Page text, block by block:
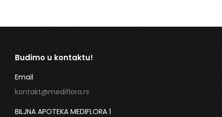
Budimo u kontaktu!
Email
kontakt@mediflora.rs
BILJNA APOTEKA MEDIFLORA 1